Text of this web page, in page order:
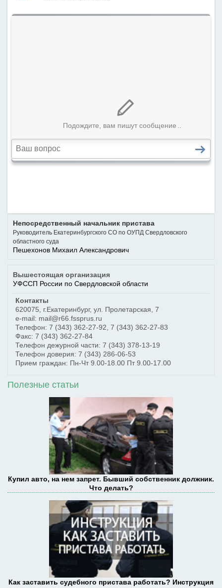
Непосредственный начальник пристава
Руководитель Екатеринбургского СО по ОУПД Свердловского
областного суда
Пешехонов Михаил Александрович
Вышестоящая организация
УФССП России по Свердловской области
Контакты
620075
г.Екатеринбург, ул. Пролетарская, 7
e-mail: mail@r66.fssprus.ru
Телефон: 7 (343) 362-27-92 7 (343) 362-27-83
Факс: 7 (343) 362-27-84
Телефон дежурной части: 7 (343) 378-13-19
Телефон доверия: 7 (343) 286-06-53
Прием граждан: Пн-Чт 9.00-18.00 Пт 9.00-17.00
Полезные статьи
Купил авто, на нем запрет. Бывший собственник должник.
Что делать?
Как заставить судебного пристава работать? Инструкция